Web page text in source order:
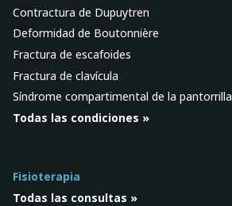
Contractura de Dupuytren
Deformidad de Boutonnière
Fractura de escafoides
Fractura de clavícula
Síndrome compartimental de la pantorrilla
Todas las condiciones »
Fisioterapia
Todas las consultas »